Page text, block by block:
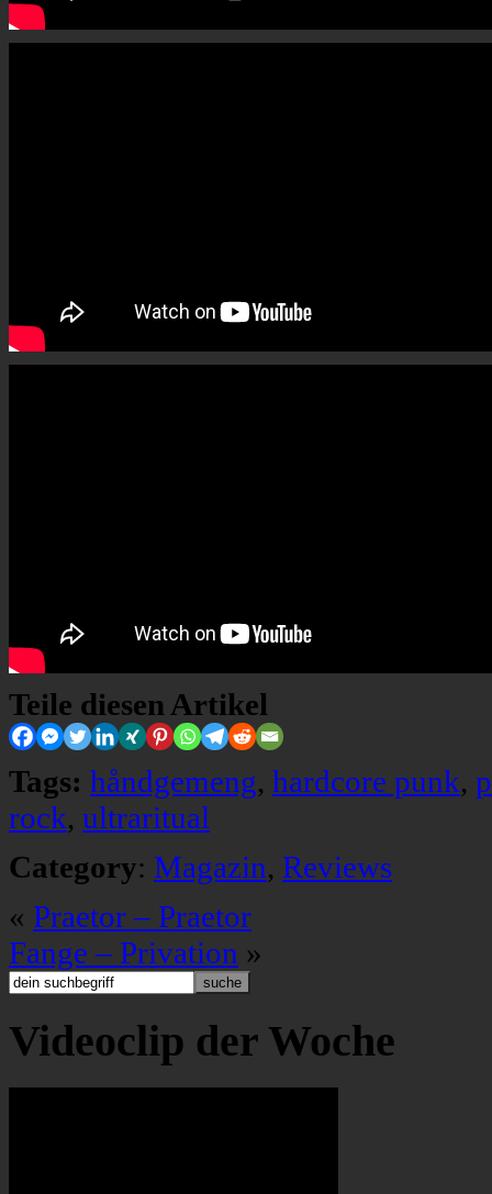
Teile diesen Artikel
Tags: håndgemeng, hardcore punk,
rock, ultraritual
Category: Magazin, Reviews
« Praetor – Praetor
Fange – Privation »
Videoclip der Woche